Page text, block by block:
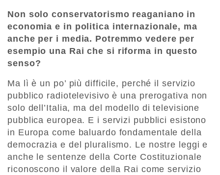
Non solo conservatorismo reaganiano in
economia e in politica internazionale, ma
anche per i media. Potremmo vedere per
esempio una Rai che si riforma in questo
senso?
Ma lì è un po’ più difficile, perché il servizio
pubblico radiotelevisivo è una prerogativa non
solo dell’Italia, ma del modello di televisione
pubblica europea. E i servizi pubblici esistono
in Europa come baluardo fondamentale della
democrazia e del pluralismo. Le nostre leggi e
anche le sentenze della Corte Costituzionale
riconoscono il valore della Rai come servizio